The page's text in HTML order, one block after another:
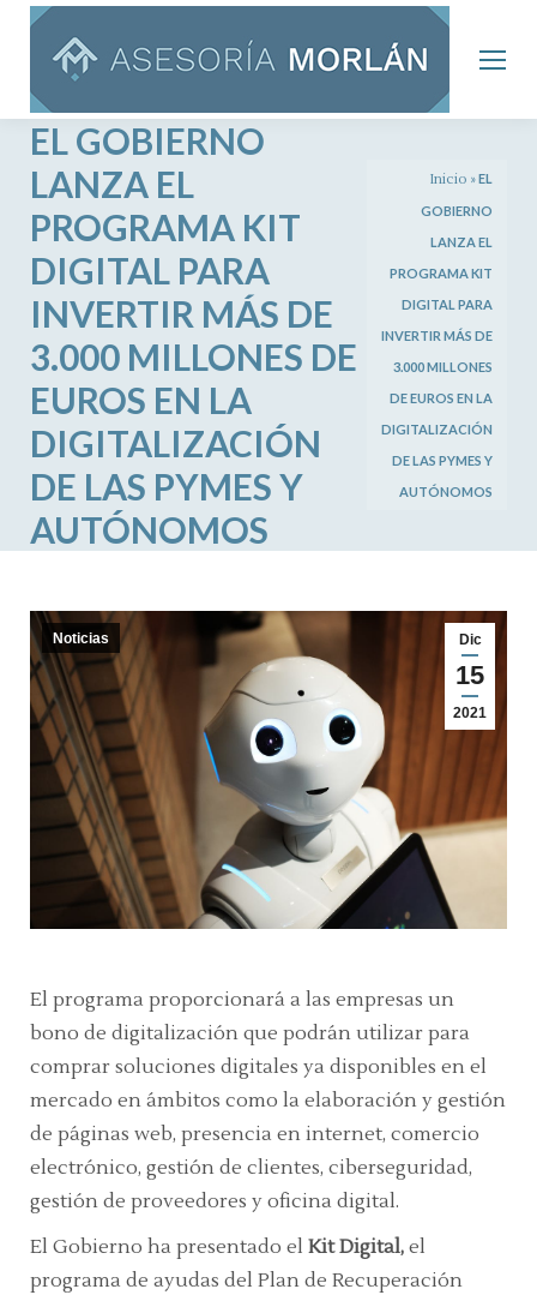
EL GOBIERNO
LANZA EL
PROGRAMA KIT
DIGITAL PARA
INVERTIR MÁS DE
3.000 MILLONES DE
EUROS EN LA
DIGITALIZACIÓN
DE LAS PYMES Y
AUTÓNOMOS
Inicio »EL
GOBIERNO
LANZA EL
PROGRAMA KIT
DIGITAL PARA
INVERTIR MÁS DE
3.000 MILLONES
DE EUROS EN LA
DIGITALIZACIÓN
DE LAS PYMES Y
AUTÓNOMOS
Dic
15
2021
Noticias
El programa proporcionará a las empresas un
bono de digitalización que podrán utilizar para
comprar soluciones digitales ya disponibles en el
mercado en ámbitos como la elaboración y gestión
de páginas web, presencia en internet, comercio
electrónico, gestión de clientes, ciberseguridad,
gestión de proveedores y oficina digital.
El Gobierno ha presentado el Kit Digital, el
programa de ayudas del Plan de Recuperación